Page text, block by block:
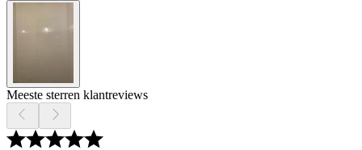
Meeste sterren klantreviews